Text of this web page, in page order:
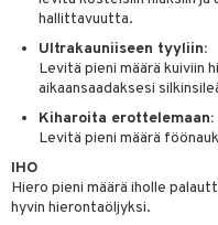
hallittavuutta.
Ultrakauniiseen tyyliin:
Levitä pieni määrä kuiviin
aikaansaadaksesi
Kiharoita erottelemaan:
Levitä pieni määrä
IHO
Hiero pieni määrä iholle
hyvin hierontaöljyksi.
& saippuat
& Viikset
poisto
hoito
& saippuat
1: Puhdistus
2: Kirkastus
3: Kosteutus
ja Vartalonhoito
ja naamiot
Elixir